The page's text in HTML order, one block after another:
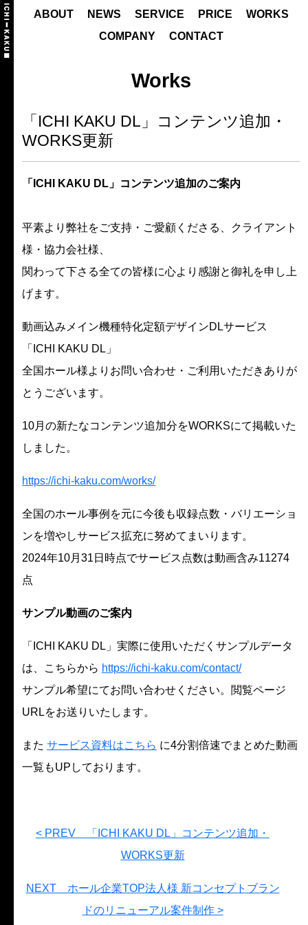
Works
「ICHI KAKU DL」コンテンツ追加・
WORKS更新
「ICHI KAKU DL」コンテンツ追加のご案内
平素より弊社をご支持・ご愛顧くださる、クライアント
様・協力会社様、
関わって下さる全ての皆様に心より感謝と御礼を申し上
げます。
動画込みメイン機種特化定額デザインDLサービス
「ICHI KAKU DL」
全国ホール様よりお問い合わせ・ご利用いただきありが
とうございます。
10月の新たなコンテンツ追加分をWORKSにて掲載いた
しました。
https://ichi-kaku.com/works/
全国のホール事例を元に今後も収録点数・バリエーショ
ンを増やしサービス拡充に努めてまいります。
2024年10月31日時点でサービス点数は動画含み11274
点
サンプル動画のご案内
「ICHI KAKU DL」実際に使用いただくサンプルデータ
は、こちらから https://ichi-kaku.com/contact/
サンプル希望にてお問い合わせください。閲覧ページ
URLをお送りいたします。
また サービス資料はこちら に4分割倍速でまとめた動画
一覧もUPしております。
< PREV 「ICHI KAKU DL」コンテンツ追加・
WORKS更新
NEXT ホール企業TOP法人様 新コンセプトブラン
ドのリニューアル案件制作 >
ABOUT NEWS SERVICE PRICE
WORKS
COMPANY
CONTACT